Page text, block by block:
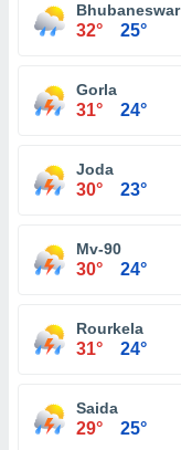
Bhubaneswar
32° 25°
Gorla
31° 24°
Joda
30° 23°
Mv-90
30° 24°
Rourkela
31° 24°
Saida
29° 25°